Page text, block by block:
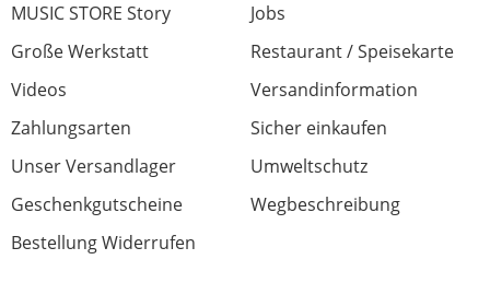
MUSIC STORE Story
Jobs
Große Werkstatt
Restaurant / Speisekarte
Videos
Versandinformation
Zahlungsarten
Sicher einkaufen
Unser Versandlager
Umweltschutz
Geschenkgutscheine
Wegbeschreibung
Bestellung Widerrufen